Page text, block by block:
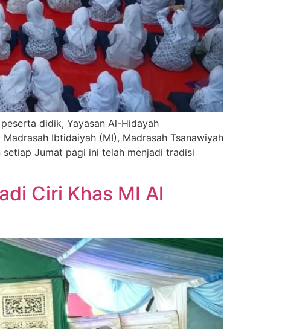
didik, Yayasan Al-Hidayah
Ibtidaiyah (MI), Madrasah Tsanawiyah
setiap Jumat pagi ini telah menjadi tradisi
Ciri Khas MI Al